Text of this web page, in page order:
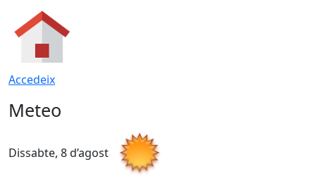
Accedeix
Meteo
Dissabte, 8 d’agost